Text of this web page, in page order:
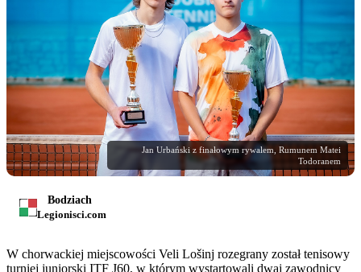
Jan Urbański z finałowym rywalem, Rumunem Matei
Todoranem
Bodziach
Legionisci.com
W chorwackiej miejscowości Veli Lošinj rozegrany został tenisowy
turniej juniorski ITF J60, w którym wystartowali dwaj zawodnicy